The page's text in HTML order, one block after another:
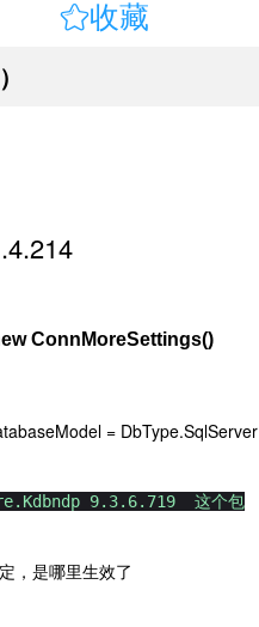
收藏
）
ConnMoreSettings()
= DbType.SqlServer
9.3.6.719 这个包
，是哪里生效了